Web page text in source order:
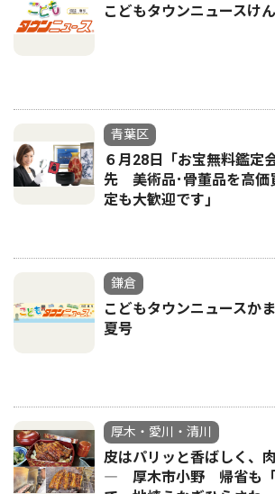
こどもタウンニュースけ
青葉区
６月28日「お宝無料鑑
先 美術品･骨董品を高
定も大歓迎です｣
鎌倉
こどもタウンニュースか
夏号
厚木・愛川・清川
皮はパリッと香ばしく、
― 厚木市小野 帰省も「